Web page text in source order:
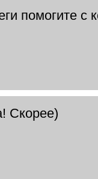
помогите с
Скорее)